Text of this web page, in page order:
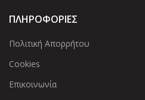
ΠΛΗΡΟΦΟΡΙΕΣ
Πολιτική Απορρήτου
Cookies
Επικοινωνία